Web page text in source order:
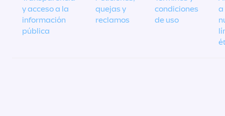
y acceso a la
información
pública
quejas y
reclamos
condiciones
de uso
a